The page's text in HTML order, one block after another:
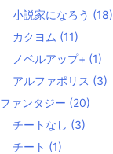
小説家になろう (18)
カクヨム (11)
ノベルアップ+ (1)
アルファポリス (3)
ファンタジー (20)
チートなし (3)
チート (1)